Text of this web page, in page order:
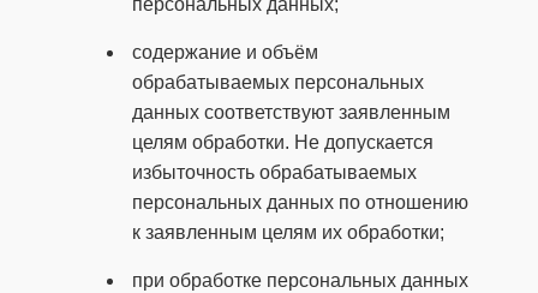
персональных данных;
содержание и объём
обрабатываемых персональных
данных соответствуют заявленным
целям обработки. Не допускается
избыточность обрабатываемых
персональных данных по отношению
к заявленным целям их обработки;
при обработке персональных данных